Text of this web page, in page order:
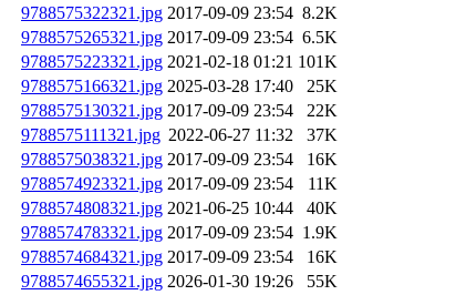
9788575322321.jpg 2017-09-09 23:54 8.2K
9788575265321.jpg 2017-09-09 23:54 6.5K
9788575223321.jpg 2021-02-18 01:21 101K
9788575166321.jpg 2025-03-28 17:40
25K
9788575130321.jpg 2017-09-09 23:54
22K
9788575111321.jpg 2022-06-27 11:32
37K
9788575038321.jpg 2017-09-09 23:54
16K
9788574923321.jpg 2017-09-09 23:54
11K
9788574808321.jpg 2021-06-25 10:44
40K
9788574783321.jpg 2017-09-09 23:54 1.9K
9788574684321.jpg 2017-09-09 23:54
16K
9788574655321.jpg 2026-01-30 19:26
55K